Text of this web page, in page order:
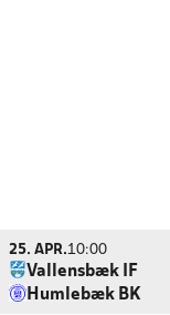
25. APR.10:00
Vallensbæk IF
Humlebæk BK